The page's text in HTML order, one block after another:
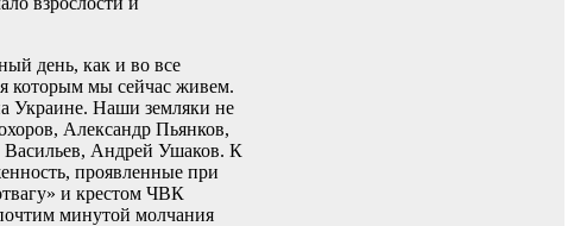
день, как и во все
которым мы сейчас живем.
Украине. Наши земляки не
Александр Пьянков,
Андрей Ушаков. К
проявленные при
и крестом ЧВК
минутой молчания